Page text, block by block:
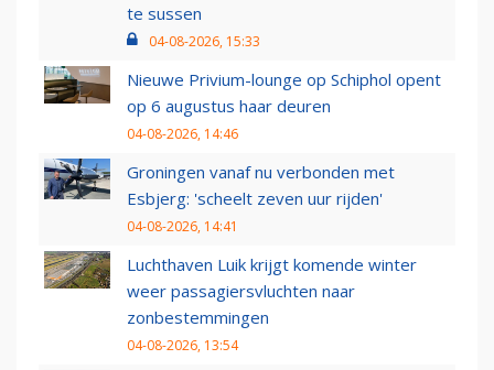
te sussen
04-08-2026, 15:33
Nieuwe Privium-lounge op Schiphol opent
op 6 augustus haar deuren
04-08-2026, 14:46
Groningen vanaf nu verbonden met
Esbjerg: 'scheelt zeven uur rijden'
04-08-2026, 14:41
Luchthaven Luik krijgt komende winter
weer passagiersvluchten naar
zonbestemmingen
04-08-2026, 13:54